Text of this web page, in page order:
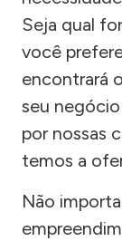
Seja qual
você
encontrará
seu
por nossas
temos a
Não